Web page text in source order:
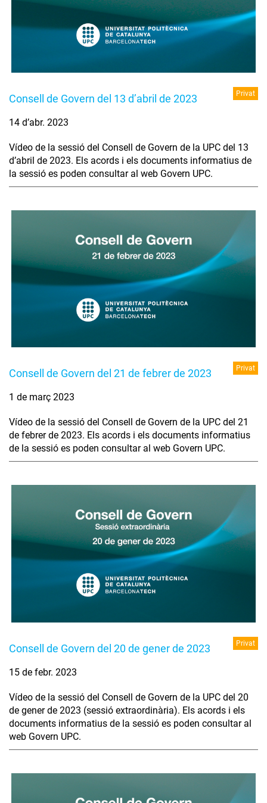
Consell de Govern del 13 d’abril de 2023 Privat
14 d’abr. 2023
Vídeo de la sessió del Consell de Govern de la UPC del 13
d’abril de 2023. Els acords i els documents informatius de
la sessió es poden consultar al web Govern UPC.
Consell de Govern del 21 de febrer de 2023 Privat
1 de març 2023
Vídeo de la sessió del Consell de Govern de la UPC del 21
de febrer de 2023. Els acords i els documents informatius
de la sessió es poden consultar al web Govern UPC.
Consell de Govern del 20 de gener de 2023 Privat
15 de febr. 2023
Vídeo de la sessió del Consell de Govern de la UPC del 20
de gener de 2023 (sessió extraordinària). Els acords i els
documents informatius de la sessió es poden consultar al
web Govern UPC.